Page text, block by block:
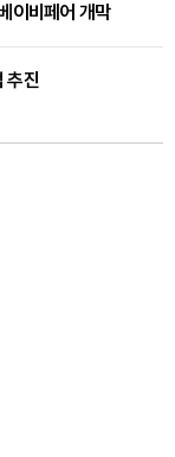
이비페어 개막
추진